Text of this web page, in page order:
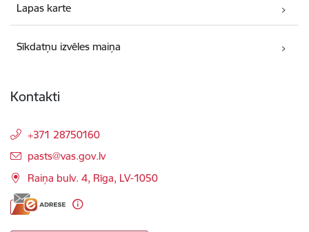
Lapas karte
Sīkdatņu izvēles maiņa
Kontakti
+371 28750160
E-pasts:
pasts@vas.gov.lv
Raiņa bulv. 4, Rīga, LV-1050